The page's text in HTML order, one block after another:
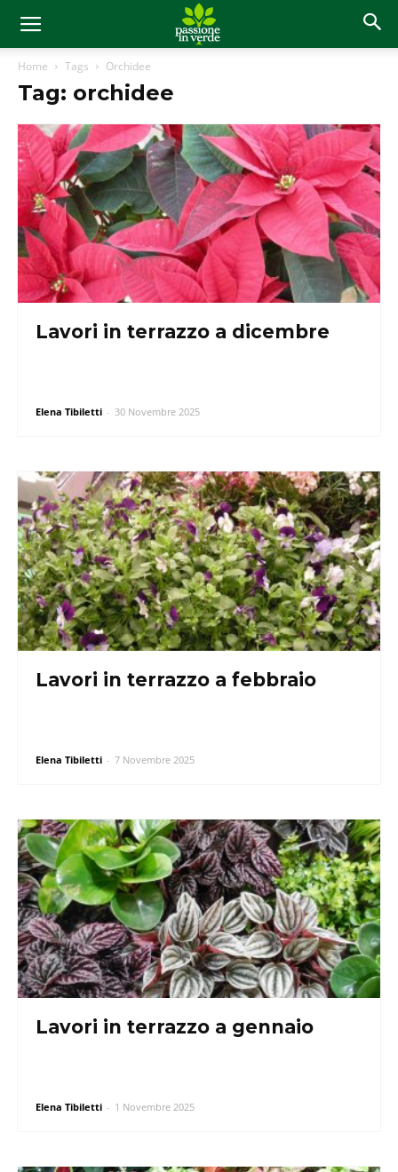
Home Tags Orchidee
Tag: orchidee
Lavori in terrazzo a dicembre
Elena Tibiletti - 30 Novembre 2025
Lavori in terrazzo a febbraio
Elena Tibiletti - 7 Novembre 2025
Lavori in terrazzo a gennaio
Elena Tibiletti - 1 Novembre 2025